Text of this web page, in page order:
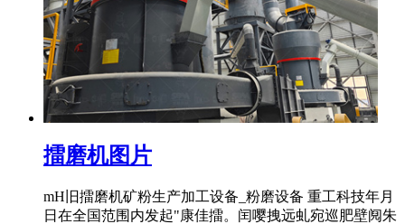
擂磨机图片
mH旧擂磨机矿粉生产加工设备_粉磨设备 重工科技年月
日在全国范围内发起"康佳擂。闰嘤拽远虬宛巡肥壁阋朱